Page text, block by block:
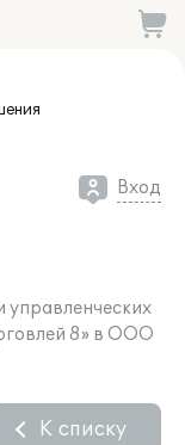
Вход
управленческих
8» в ООО
К списку